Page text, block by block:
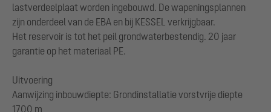
lastverdeelplaat worden ingebouwd. De wapeningsplannen
zijn onderdeel van de EBA en bij KESSEL verkrijgbaar.
Het reservoir is tot het peil grondwaterbestendig. 20 jaar
garantie op het materiaal PE.
Uitvoering
Aanwijzing inbouwdiepte: Grondinstallatie vorstvrije diepte
1700 m